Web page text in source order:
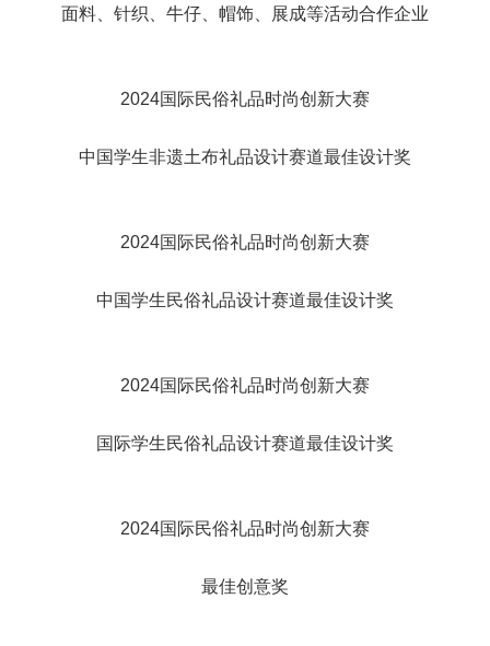
面料、针织、牛仔、帽饰、展成等活动合作企业
2024国际民俗礼品时尚创新大赛
中国学生非遗土布礼品设计赛道最佳设计奖
2024国际民俗礼品时尚创新大赛
中国学生民俗礼品设计赛道最佳设计奖
2024国际民俗礼品时尚创新大赛
国际学生民俗礼品设计赛道最佳设计奖
2024国际民俗礼品时尚创新大赛
最佳创意奖